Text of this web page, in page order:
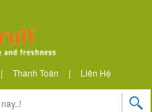
| Thanh Toán | Liên Hệ